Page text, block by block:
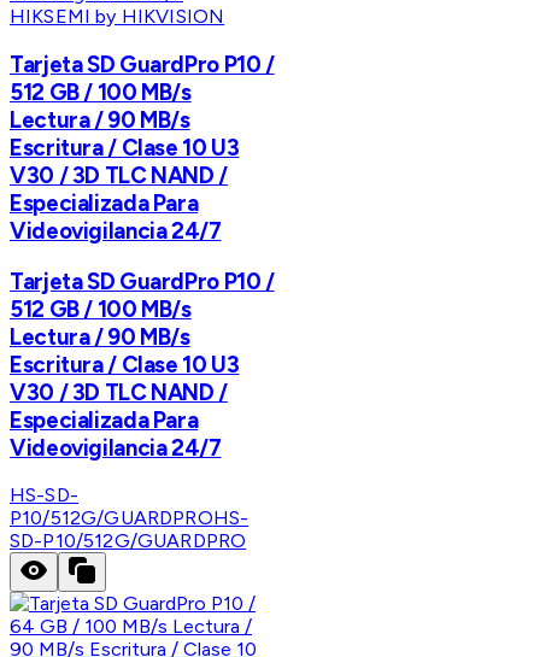
HIKSEMI by HIKVISION
Tarjeta SD GuardPro P10 /
512 GB / 100 MB/s
Lectura / 90 MB/s
Escritura / Clase 10 U3
V30 / 3D TLC NAND /
Especializada Para
Videovigilancia 24/7
Tarjeta SD GuardPro P10 /
512 GB / 100 MB/s
Lectura / 90 MB/s
Escritura / Clase 10 U3
V30 / 3D TLC NAND /
Especializada Para
Videovigilancia 24/7
HS-SD-
P10/512G/GUARDPROHS-
SD-P10/512G/GUARDPRO